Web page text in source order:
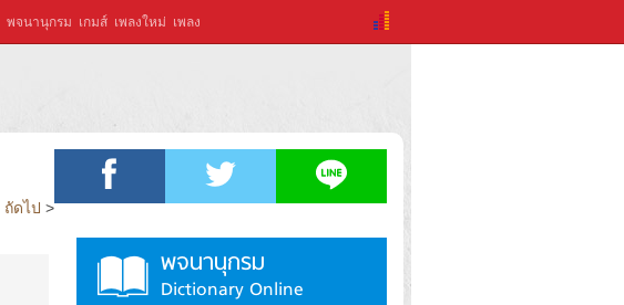
พจนานุกรม เกมส์ เพลงใหม่ เพลง
ถัดไป >
พจนานุกรม
Dictionary Online